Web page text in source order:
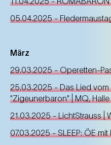
05.04.2025 -
März
29.03.2025 - Operetten-
25.03.2025 - Das Lied vom
"Zigeunerbaron" | MQ, Halle
21.03.2025 - LichtStrauss |
07.03.2025 - SLEEP: ÖE